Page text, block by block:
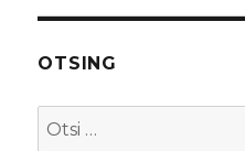
OTSING
Otsi: